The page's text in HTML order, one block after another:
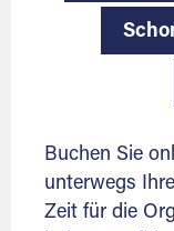
Buchen Sie
unterwegs
Zeit für die